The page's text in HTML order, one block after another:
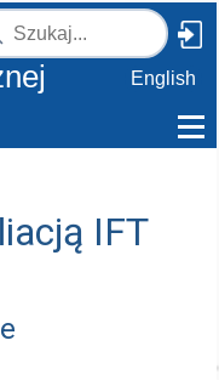
English
IFT